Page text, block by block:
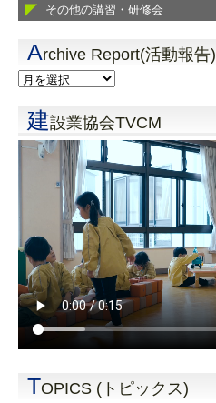
その他の講習・研修会
Archive Report(活動報告)
建設業協会TVCM
TOPICS (トピックス)